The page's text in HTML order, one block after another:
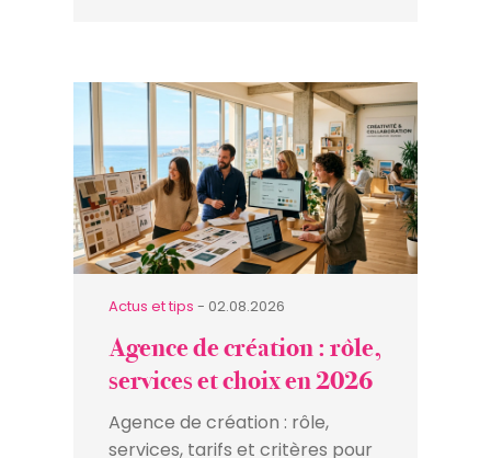
Actus et tips - 02.08.2026
Agence de création : rôle,
services et choix en 2026
Agence de création : rôle,
services, tarifs et critères pour